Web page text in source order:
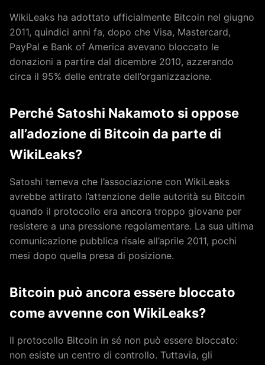
WikiLeaks ha adottato ufficialmente Bitcoin nel giugno
2011, quindici anni fa, dopo che Visa, Mastercard,
PayPal e Bank of America avevano bloccato le
donazioni a partire dal dicembre 2010, azzerando
circa il 95% delle entrate dell’organizzazione.
Perché Satoshi Nakamoto si oppose
all’adozione di Bitcoin da parte di
WikiLeaks?
Satoshi temeva che l’associazione con WikiLeaks
avrebbe attirato l’attenzione delle autorità su Bitcoin
quando il protocollo era ancora troppo giovane per
resistere a una pressione regolamentare. La sua ultima
comunicazione pubblica risale all’aprile 2011, pochi
mesi dopo quella presa di posizione.
Bitcoin può ancora essere bloccato
come avvenne con WikiLeaks?
Il protocollo Bitcoin in sé non può essere bloccato:
non esiste un centro di controllo. Tuttavia, gli